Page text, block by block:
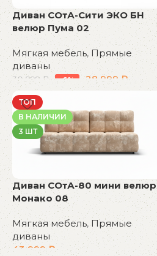
Диван СОтА-Сити ЭКО БН
велюр Пума 02
Мягкая мебель, Прямые
диваны
30 999 ₽ -6% 28 999 ₽
В корзину
ТОП
В НАЛИЧИИ
3 ШТ
Диван СОтА-80 мини велюр
Монако 08
Мягкая мебель,Прямые
диваны
43 999 ₽